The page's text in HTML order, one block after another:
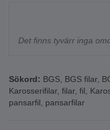
Det finns tyvärr inga
Sökord: BGS, BGS filar,
Karosserifilar, filar, fil,
pansarfil, pansarfilar